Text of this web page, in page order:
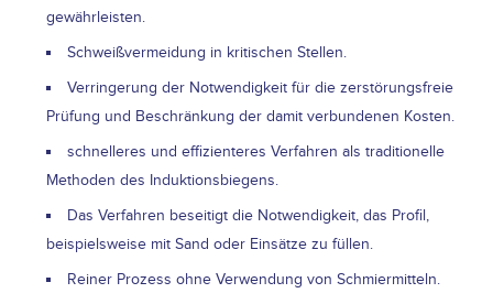
gewährleisten.
Schweißvermeidung in kritischen Stellen.
Verringerung der Notwendigkeit für die zerstörungsfreie
Prüfung und Beschränkung der damit verbundenen Kosten.
schnelleres und effizienteres Verfahren als traditionelle
Methoden des Induktionsbiegens.
Das Verfahren beseitigt die Notwendigkeit, das Profil,
beispielsweise mit Sand oder Einsätze zu füllen.
Reiner Prozess ohne Verwendung von Schmiermitteln.